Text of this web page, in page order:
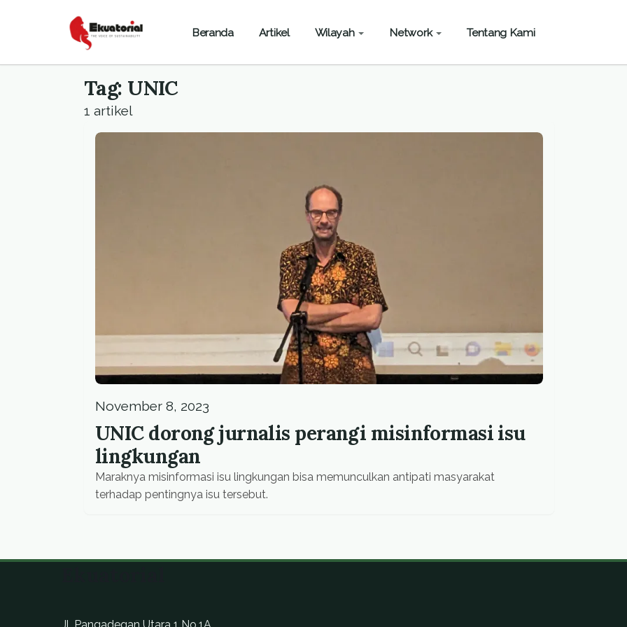
Beranda Artikel Wilayah Network Tentang Kami
Tag: UNIC
1 artikel
November 8, 2023
UNIC dorong jurnalis perangi misinformasi isu
lingkungan
Maraknya misinformasi isu lingkungan bisa memunculkan antipati masyarakat
terhadap pentingnya isu tersebut.